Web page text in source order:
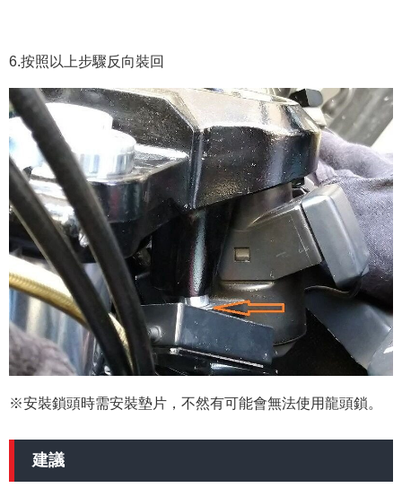
6.按照以上步驟反向裝回
※安裝鎖頭時需安裝墊片，不然有可能會無法使用龍頭鎖。
建議